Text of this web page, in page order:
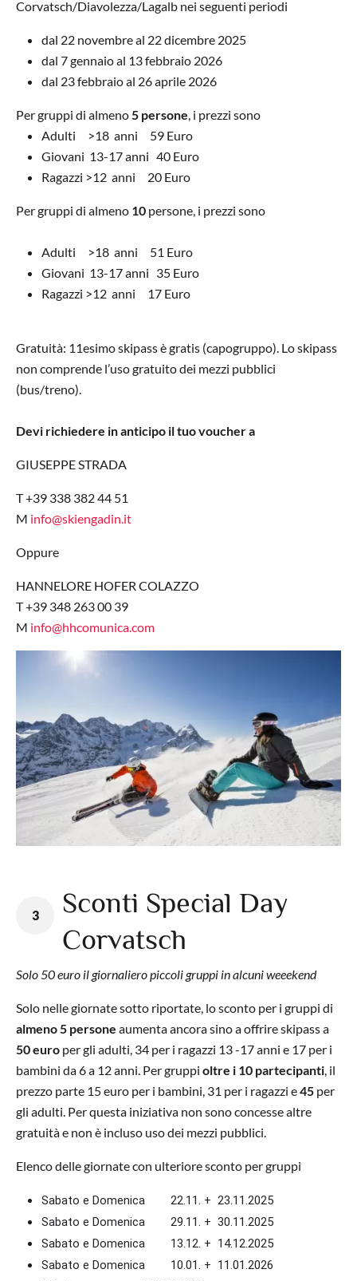
Corvatsch/Diavolezza/Lagalb nei seguenti periodi
dal 22 novembre al 22 dicembre 2025
dal 7 gennaio al 13 febbraio 2026
dal 23 febbraio al 26 aprile 2026
Per gruppi di almeno5 persone, i prezzi sono
Adulti >18 anni 59 Euro
Giovani 13-17 anni 40 Euro
Ragazzi >12 anni 20 Euro
Per gruppi di almeno 10 persone, i prezzi sono
Adulti >18 anni 51 Euro
Giovani 13-17 anni 35 Euro
Ragazzi >12 anni 17 Euro
Gratuità: 11esimo skipass è gratis (capogruppo). Lo skipass
non comprende l’uso gratuito dei mezzi pubblici
(bus/treno).
Devi richiedere in anticipo il tuo voucher a
GIUSEPPE STRADA
T +39 338 382 44 51
M info@skiengadin.it
Oppure
HANNELORE HOFER COLAZZO
T +39 348 263 00 39
M info@hhcomunica.com
3
Sconti Special Day
Corvatsch
Solo 50 euro il giornaliero piccoli gruppi in alcuni weeekend
Solo nelle giornate sotto riportate, lo sconto per i gruppi di
almeno 5 persone aumenta ancora sino a offrire skipass a
50 euro per gli adulti, 34 per i ragazzi 13 -17 anni e 17 per i
bambini da 6 a 12 anni. Per gruppi oltre i 10 partecipanti , il
prezzo parte 15 euro per i bambini, 31 per i ragazzi e45 per
gli adulti. Per questa iniziativa non sono concesse altre
gratuità e non è incluso uso dei mezzi pubblici.
Elenco delle giornate con ulteriore sconto per gruppi
Sabato e Domenica        22.11. +  23.11.2025
Sabato e Domenica        29.11. +  30.11.2025
Sabato e Domenica        13.12. +  14.12.2025
Sabato e Domenica        10.01. +  11.01.2026